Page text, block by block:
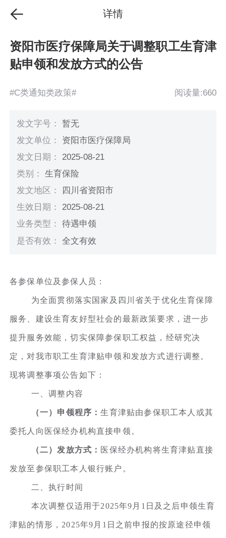
详情
资阳市医疗保障局关于调整职工生育津
贴申领和发放方式的公告
#C类通知类政策# 阅读量:660
发文字号：暂无
发文单位： 资阳市医疗保障局
发文日期： 2025-08-21
类别：生育保险
发文地区：
四川省资阳市
生效日期： 2025-08-21
业务类型：待遇申领
是否有效：全文有效
各参保单位及参保人员：
为全面贯彻落实国家及四川省关于优化生育保障
服务、建设生育友好型社会的最新政策要求，进一步
提升服务效能，切实保障参保职工权益，经研究决
定，对我市职工生育津贴申领和发放方式进行调整。
现将调整事项公告如下：
一、调整内容
（一）申领程序：生育津贴由参保职工本人或其
委托人向医保经办机构直接申领。
（二）发放方式： 医保经办机构将生育津贴直接
发放至参保职工本人银行账户。
二、执行时间
本次调整仅适用于2025年9月1日及之后申领生育
津贴的情形，2025年9月1日之前申报的按原途径申领